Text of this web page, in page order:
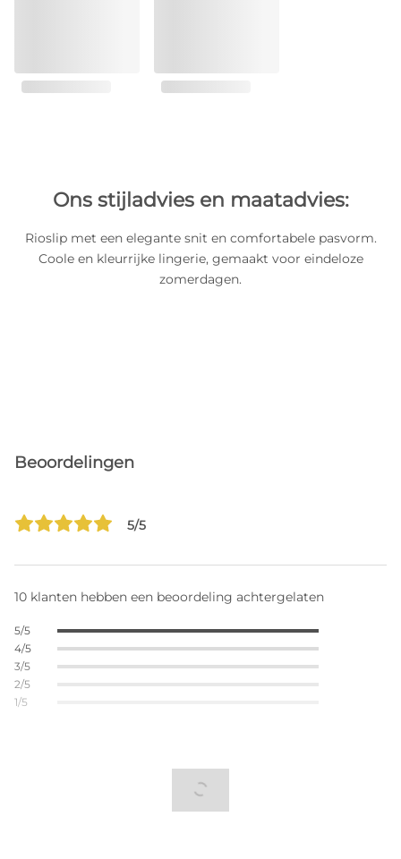
Ons stijladvies en maatadvies:
Rioslip met een elegante snit en comfortabele pasvorm.
Coole en kleurrijke lingerie, gemaakt voor eindeloze
zomerdagen.
Beoordelingen
5/5
10 klanten hebben een beoordeling achtergelaten
5/5
4/5
3/5
2/5
1/5